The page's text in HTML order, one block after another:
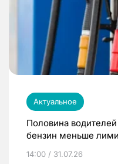
Актуальное
Половина
бензин меньше
14:00 / 31.07.26